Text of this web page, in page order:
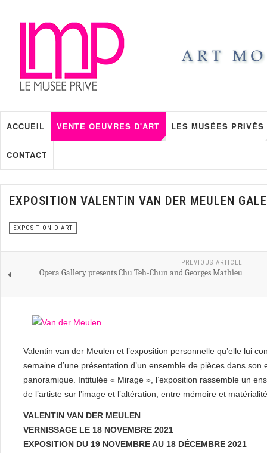
ACCUEIL VENTE OEUVRES D'ART LES MUSÉES PRIVÉS
CONTACT
EXPOSITION VALENTIN VAN DER MEULEN
EXPOSITION D'ART
PREVIOUS ARTICLE
Opera Gallery presents Chu Teh-Chun and Georges Mathieu
Valentin van der Meulen et l’exposition personnelle qu’elle lui
semaine d’une présentation d’un ensemble de pièces dans
panoramique. Intitulée « Mirage », l’exposition rassemble un
de l’artiste sur l’image et l’altération, entre mémoire et
VALENTIN VAN DER MEULEN
VERNISSAGE LE 18 NOVEMBRE 2021
EXPOSITION DU 19 NOVEMBRE AU 18 DÉCEMBRE 2021